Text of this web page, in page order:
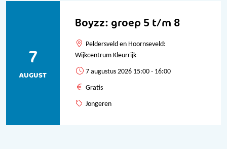
Boyzz: groep 5 t/m 8
7
AUGUST
Peldersveld en Hoornseveld:
Wijkcentrum Kleurrijk
7 augustus 2026 15:00 - 16:00
Gratis
Jongeren